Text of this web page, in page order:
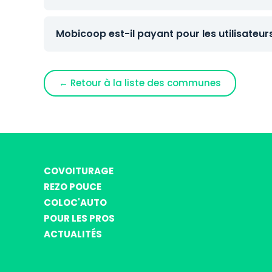
Mobicoop est-il payant pour les
← Retour à la liste des communes
COVOITURAGE
REZO POUCE
COLOC'AUTO
POUR LES PROS
ACTUALITÉS